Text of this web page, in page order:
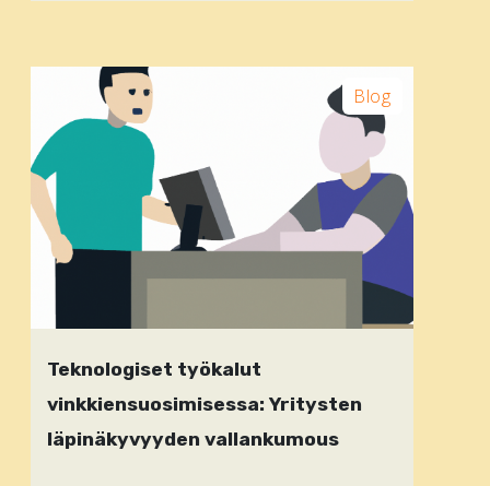
Blog
Teknologiset työkalut
vinkkiensuosimisessa: Yritysten
läpinäkyvyyden vallankumous